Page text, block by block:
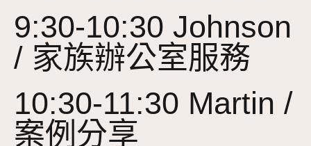
9:30-10:30 Johnson
/ 家族辦公室服務
10:30-11:30 Martin /
案例分享